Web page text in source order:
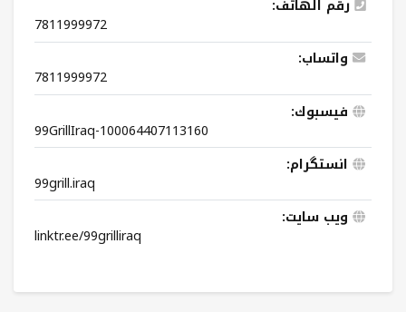
رقم الهاتف:
7811999972
واتساب:
7811999972
فيسبوك:
99GrillIraq-100064407113160
انستگرام:
99grill.iraq
ویب سایت:
linktr.ee/99grilliraq